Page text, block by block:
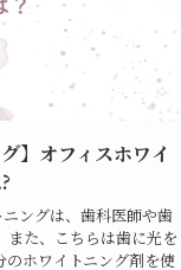
】オフィスホワイ
ングは、歯科医師や歯
また、こちらは歯に光を
ホワイトニング剤を使